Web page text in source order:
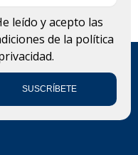
leído y acepto las
de la política
SUSCRÍBETE